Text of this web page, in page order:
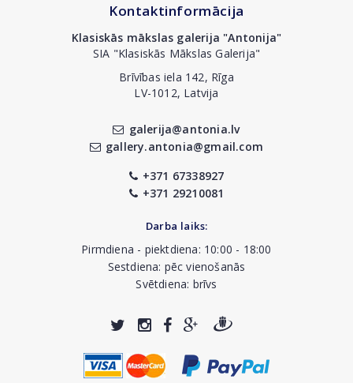
Kontaktinformācija
Klasiskās mākslas galerija "Antonija"
SIA "Klasiskās Mākslas Galerija"
Brīvības iela 142, Rīga
LV-1012, Latvija
galerija@antonia.lv
gallery.antonia@gmail.com
+371 67338927
+371 29210081
Darba laiks:
Pirmdiena - piektdiena: 10:00 - 18:00
Sestdiena: pēc vienošanās
Svētdiena: brīvs